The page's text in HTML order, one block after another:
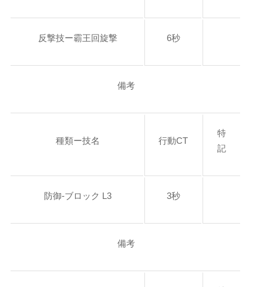
反撃技ー霸王回旋撃 6秒
備考
種類ー技名 行動CT
特
記
防御-ブロック L3 3秒
備考